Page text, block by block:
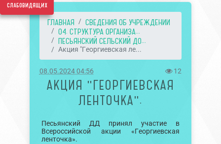
слабовидящих
ГЛАВНАЯ
СВЕДЕНИЯ ОБ УЧРЕЖДЕНИИ
04. СТРУКТУРА ОРГАНИЗА...
ПЕСЬЯНСКИЙ СЕЛЬСКИЙ ДО...
Акция "Георгиевская ле...
08.05.2024 04:56 12
АКЦИЯ "ГЕОРГИЕВСКАЯ
ЛЕНТОЧКА".
Песьянский ДД принял участие в
Всероссийской акции «Георгиевская
ленточка».